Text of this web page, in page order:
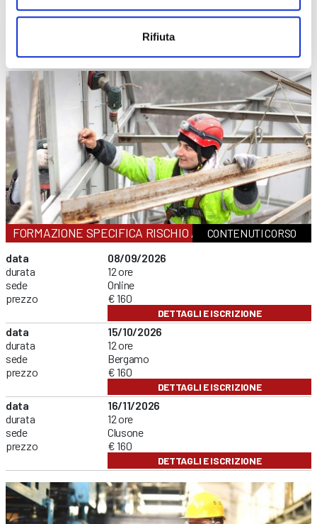
Rifiuta
durata
sede
4 ore
Clusone
FORMAZIONE SPECIFICA RISCHIO ALTOCONTENUTI CORSO
data
durata
sede
prezzo
08/09/2026
12 ore
Online
€ 160
DETTAGLI E ISCRIZIONE
data
durata
sede
prezzo
15/10/2026
12 ore
Bergamo
€ 160
DETTAGLI E ISCRIZIONE
data
durata
sede
prezzo
16/11/2026
12 ore
Clusone
€ 160
DETTAGLI E ISCRIZIONE